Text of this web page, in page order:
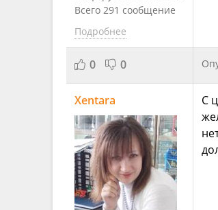
Всего 291 сообщение
Подробнее
0 0
Xentara
С